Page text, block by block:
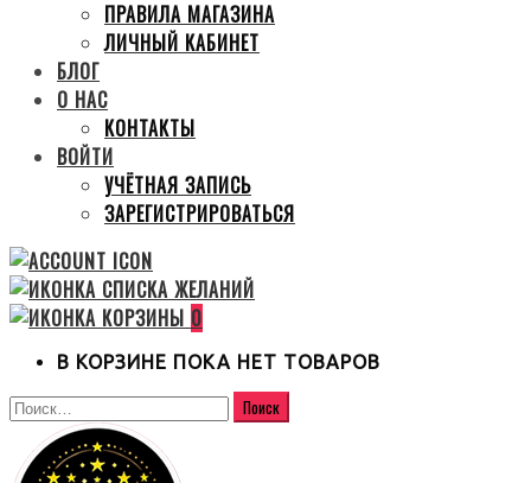
ПРАВИЛА МАГАЗИНА
ЛИЧНЫЙ КАБИНЕТ
БЛОГ
О НАС
КОНТАКТЫ
ВОЙТИ
УЧЁТНАЯ ЗАПИСЬ
ЗАРЕГИСТРИРОВАТЬСЯ
0
В КОРЗИНЕ ПОКА НЕТ ТОВАРОВ